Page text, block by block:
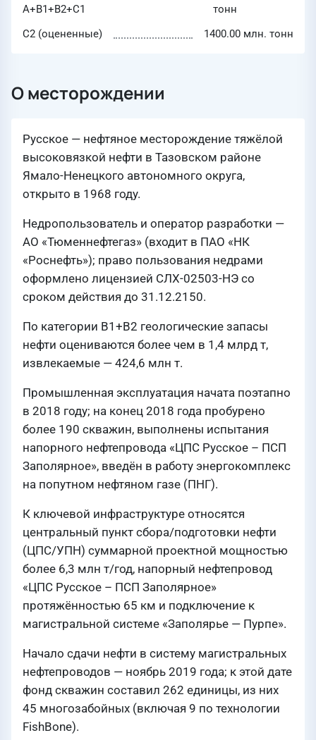
A+B1+B2+C1
тонн
С2 (оцененные)
1400.00 млн. тонн
О месторождении
Русское — нефтяное месторождение тяжёлой
высоковязкой нефти в Тазовском районе
Ямало-Ненецкого автономного округа,
открыто в 1968 году.
Недропользователь и оператор разработки —
АО «Тюменнефтегаз» (входит в ПАО «НК
«Роснефть»); право пользования недрами
оформлено лицензией СЛХ-02503-НЭ со
сроком действия до 31.12.2150.
По категории B1+В2 геологические запасы
нефти оцениваются более чем в 1,4 млрд т,
извлекаемые — 424,6 млн т.
Промышленная эксплуатация начата поэтапно
в 2018 году; на конец 2018 года пробурено
более 190 скважин, выполнены испытания
напорного нефтепровода «ЦПС Русское – ПСП
Заполярное», введён в работу энергокомплекс
на попутном нефтяном газе (ПНГ).
К ключевой инфраструктуре относятся
центральный пункт сбора/подготовки нефти
(ЦПС/УПН) суммарной проектной мощностью
более 6,3 млн т/год, напорный нефтепровод
«ЦПС Русское – ПСП Заполярное»
протяжённостью 65 км и подключение к
магистральной системе «Заполярье — Пурпе».
Начало сдачи нефти в систему магистральных
нефтепроводов — ноябрь 2019 года; к этой дате
фонд скважин составил 262 единицы, из них
45 многозабойных (включая 9 по технологии
FishBone).